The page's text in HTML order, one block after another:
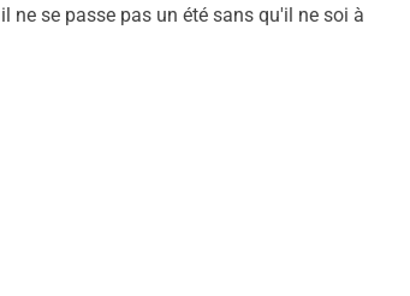
ne se passe pas un été sans qu'il ne soi à